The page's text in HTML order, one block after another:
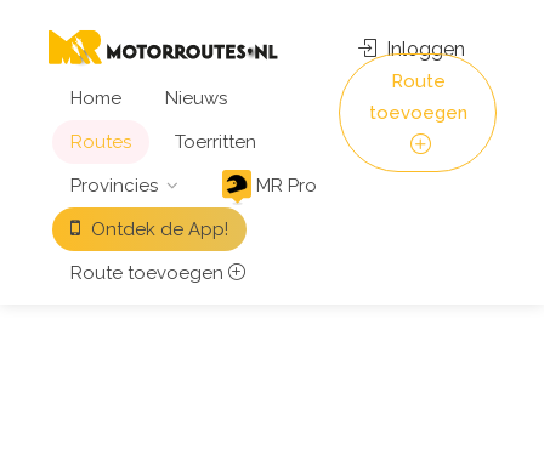
Home
Nieuws
Routes
Toerritten
Provincies
MR Pro
Ontdek de App!
Route toevoegen
Inloggen
Route
toevoegen